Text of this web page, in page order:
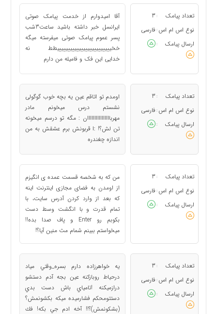
تعداد پیامک :
3
نوع اس ام اس : فارسی
ارسال پیامک
:
آقا امیدوارم از خدمت پیامک صوتی
ایرانسل خبر داشته باشید ساعت3شب
پسر عموم پیامک صوتی میفرسته میگه
خخیییییییییییییییییییییییییطط نه
خدایی این فک و فامیله من دارم
تعداد پیامک :
3
نوع اس ام اس : فارسی
ارسال پیامک
:
اومدم تو اتاقم عین یه بچه خوب گوگولی
نشستم درس میخونم مادر
مهرباااااااااااااااان : مگه تو درسم میخونه
تن لش؟! :ا قربونش برم عشقش به من
اندازه چغندره
تعداد پیامک :
3
نوع اس ام اس : فارسی
ارسال پیامک
:
من که به شخصه قسمت عمده ی انگیزم
از اومدن به فضای مجازی اینترنت اینه
که بعد از وارد کردن آدرس سایت، با
تمام قدرت و با انگشت وسط دست
بکوبم رو Enter و پاف صدا بده!!
میخواستم ببینم شمام مث منین آیا؟!
تعداد پیامک :
3
نوع اس ام اس : فارسی
ارسال پیامک
:
يه خواهرزاده دارم بسره_وقتي مياد
درحياط روبازكنه عين بجه آدم دستشو
درازميكنه !تامياي باش دست بدي
دستتومحكم فشارميده ميكه بكشونمش؟
(بشكونمش)؟!! آخه ادم جي بكه! فك